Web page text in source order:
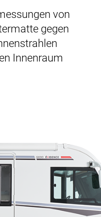
von
gegen
Innenraum